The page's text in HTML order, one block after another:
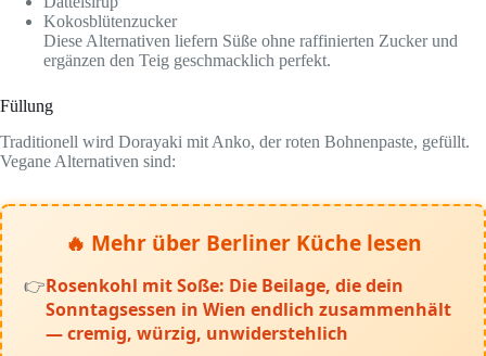
Kokosblütenzucker
Diese Alternativen liefern Süße ohne raffinierten Zucker und
ergänzen den Teig geschmacklich perfekt.
Füllung
Traditionell wird Dorayaki mit Anko, der roten Bohnenpaste, gefüllt.
Vegane Alternativen sind:
🔥 Mehr über Berliner Küche lesen
Rosenkohl mit Soße: Die Beilage, die dein
Sonntagsessen in Wien endlich zusammenhält
— cremig, würzig, unwiderstehlich